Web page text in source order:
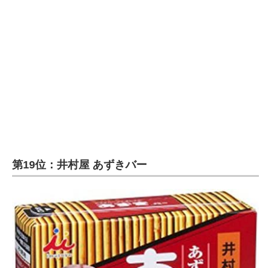
エネルギーの専門メディア
建設×テクノロジーの最前線
ちょっと気になるネットの話題
第19位：井村屋 あずきバー